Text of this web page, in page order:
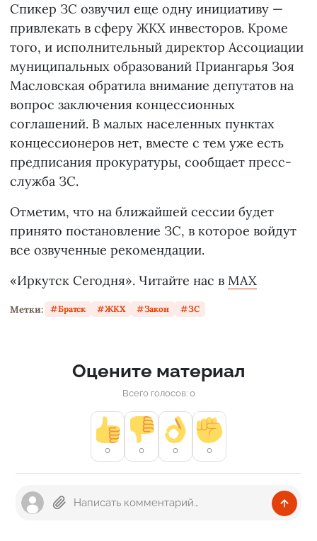
Спикер ЗС озвучил еще одну инициативу —
привлекать в сферу ЖКХ инвесторов. Кроме
того, и исполнительный директор Ассоциации
муниципальных образований Приангарья Зоя
Масловская обратила внимание депутатов на
вопрос заключения концессионных
соглашений. В малых населенных пунктах
концессионеров нет, вместе с тем уже есть
предписания прокуратуры, сообщает пресс-
служба ЗС.
Отметим, что на ближайшей сессии будет
принято постановление ЗС, в которое войдут
все озвученные рекомендации.
«Иркутск Сегодня». Читайте нас в MAX
Метки: Братск ЖКХ Закон ЗС
Оцените материал
Всего голосов: 0
0 0 0 0